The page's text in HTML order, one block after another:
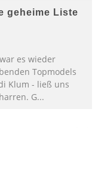
geheime Liste
es wieder
Topmodels
Klum - ließ uns
G...